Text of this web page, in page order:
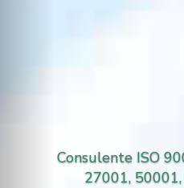
Consulente ISO
27001,